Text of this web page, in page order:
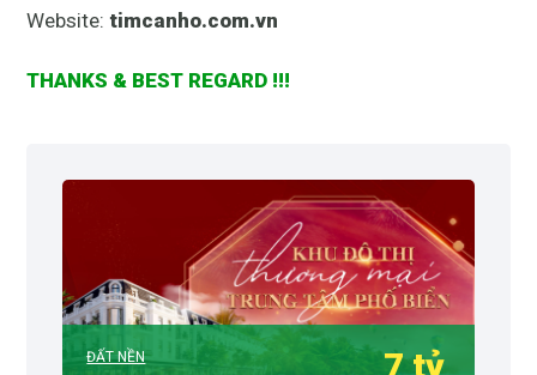
Website:timcanho.com.vn
THANKS & BEST REGARD !!!
ĐẤT NỀN 7 tỷ